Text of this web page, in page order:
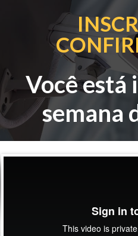
Você está
semana